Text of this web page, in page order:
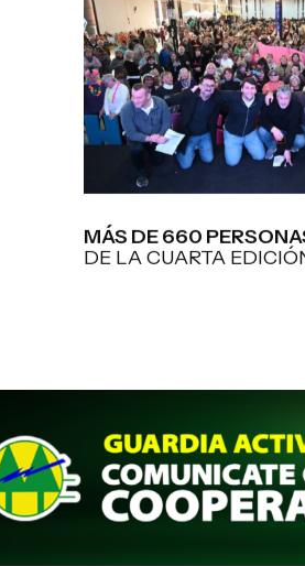
MÁS DE 660
DE LA CUARTA